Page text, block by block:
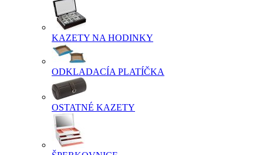
KAZETY NA HODINKY
ODKLADACÍA PLATÍČKA
OSTATNÉ KAZETY